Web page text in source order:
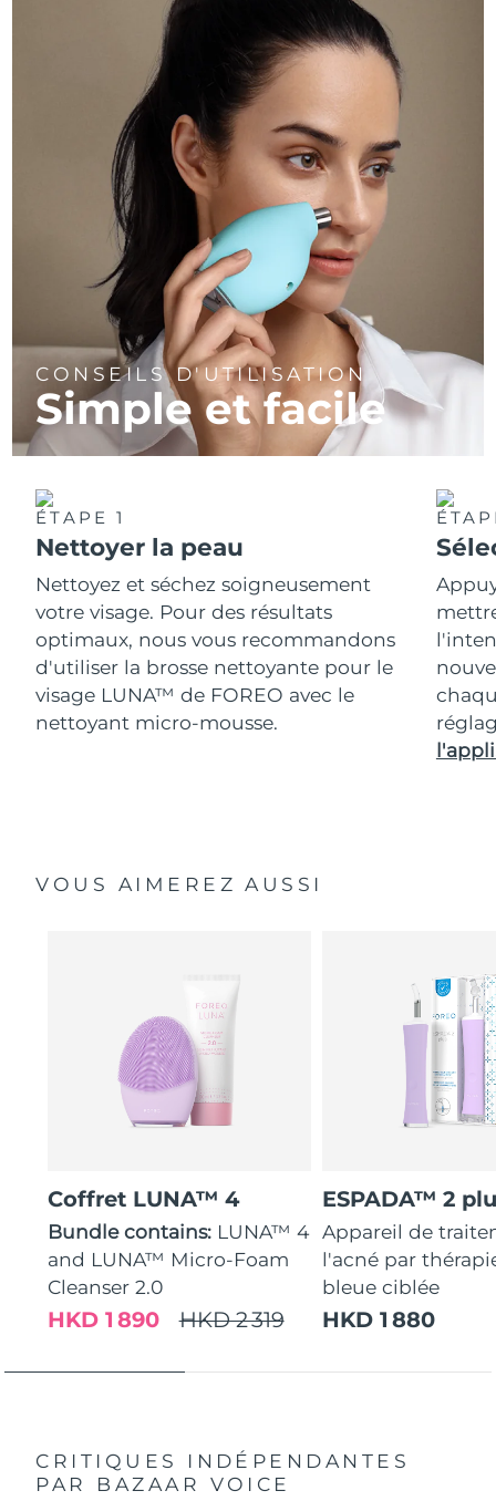
CONSEILS D'UTILISATION
Simple et facile
ÉTAPE 1
Nettoyer la peau
Nettoyez et séchez soigneusement
votre visage. Pour des résultats
optimaux, nous vous recommandons
d'utiliser la brosse nettoyante pour le
visage LUNA™ de FOREO avec le
nettoyant micro-mousse.
VOUS AIMEREZ AUSSI
Coffret LUNA™ 4
Bundle contains: LUNA™ 4
and LUNA™ Micro-Foam
Cleanser 2.0
HKD 2 319
HKD 1 890
ESPADA™ 2
Appareil de
l'acné par
bleue ciblée
HKD 1 880
CRITIQUES INDÉPENDANTES
PAR BAZAAR VOICE